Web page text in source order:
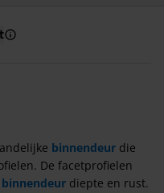
binnendeur die
De facetprofielen
diepte en rust.